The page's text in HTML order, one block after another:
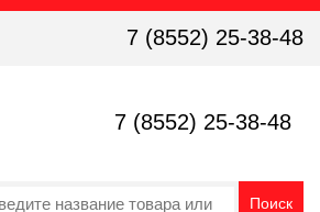
7 (8552) 25-38-48
7 (8552) 25-38-48